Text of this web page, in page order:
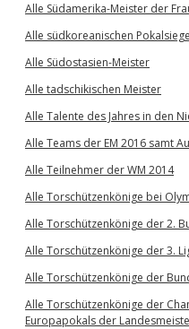
Alle Südamerika-Meister der
Alle südkoreanischen
Alle Südostasien-Meister
Alle tadschikischen Meister
Alle Talente des Jahres in den
Alle Teams der EM 2016 samt
Alle Teilnehmer der WM 2014
Alle Torschützenkönige bei
Alle Torschützenkönige der 2.
Alle Torschützenkönige der 3.
Alle Torschützenkönige der
Alle Torschützenkönige der
Europapokals der